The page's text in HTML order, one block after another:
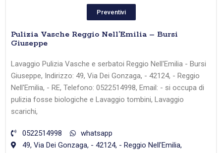
Preventivi
Pulizia Vasche Reggio Nell’Emilia – Bursi
Giuseppe
Lavaggio Pulizia Vasche e serbatoi Reggio Nell'Emilia - Bursi
Giuseppe, Indirizzo: 49, Via Dei Gonzaga, - 42124, - Reggio
Nell'Emilia, - RE, Telefono: 0522514998, Email: - si occupa di
pulizia fosse biologiche e Lavaggio tombini, Lavaggio
scarichi,
0522514998
whatsapp
49, Via Dei Gonzaga, - 42124, - Reggio Nell'Emilia,